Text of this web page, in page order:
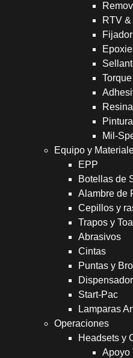
RTV
Torque
Mil-
Equipo y
EPP
Botellas de
Alambre de
Cepillos y
Trapos y
Abrasivos
Cintas
Puntas y
Start-Pac
Lamparas
Operaciones
Headsets y
Apoyo